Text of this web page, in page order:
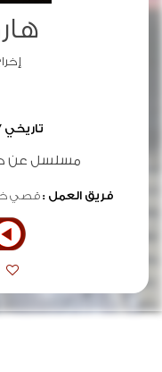
تاريخي
مسلسل عن
فريق العمل :قصي